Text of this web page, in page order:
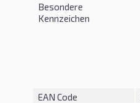
Besondere
Kennzeichen
EAN Code